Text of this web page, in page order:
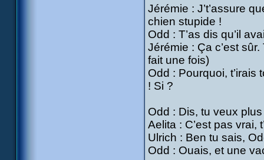
Jérémie : J’t’assure
chien stupide !
Odd : T’as dis qu’il
Jérémie : Ça c’est
fait une fois)
Odd : Pourquoi, t’irais
! Si ?
Odd : Dis, tu veux
Aelita : C’est pas vrai,
Ulrich : Ben tu sais,
Odd : Ouais, et une